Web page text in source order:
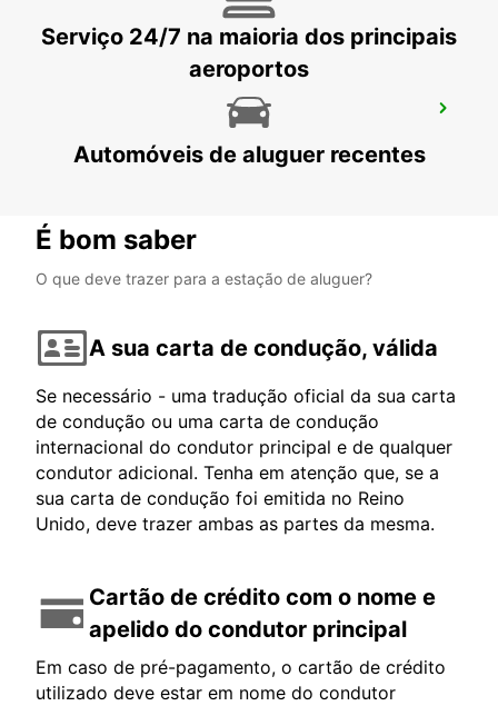
OHRID ST PAUL THE APOSTLE
OHRID - MACEDONIA
Serviço 24/7 na maioria dos principais
aeroportos
Automóveis de aluguer recentes
É bom saber
O que deve trazer para a estação de aluguer?
A sua carta de condução, válida
Se necessário - uma tradução oficial da sua carta
de condução ou uma carta de condução
internacional do condutor principal e de qualquer
condutor adicional. Tenha em atenção que, se a
sua carta de condução foi emitida no Reino
Unido, deve trazer ambas as partes da mesma.
Cartão de crédito com o nome e
apelido do condutor principal
Em caso de pré-pagamento, o cartão de crédito
utilizado deve estar em nome do condutor